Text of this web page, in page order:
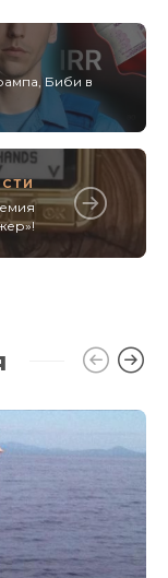
Биби в